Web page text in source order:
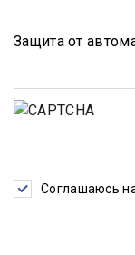
Защита от
Соглашаюсь